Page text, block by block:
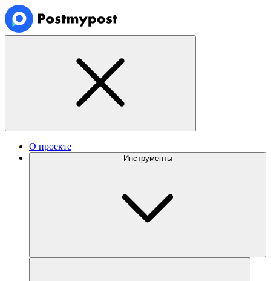
О проекте
Инструменты